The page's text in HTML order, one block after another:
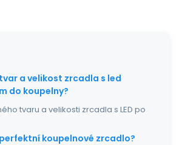
a velikost zrcadla s led
do koupelny?
tvaru a velikosti zrcadla s LED po
koupelnové zrcadlo?